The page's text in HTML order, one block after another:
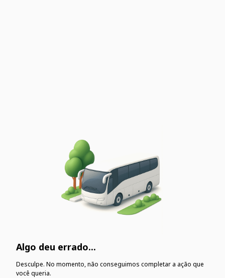
Algo deu errado...
Desculpe. No momento, não conseguimos completar a ação que
você queria.